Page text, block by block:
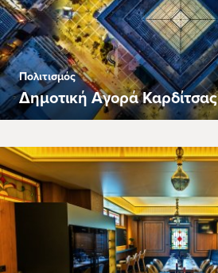
Πολιτισμός
Δημοτική Αγορά Καρδίτσας